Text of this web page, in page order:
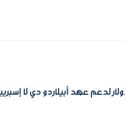
لدعم عهد أبيلاردو دي لا